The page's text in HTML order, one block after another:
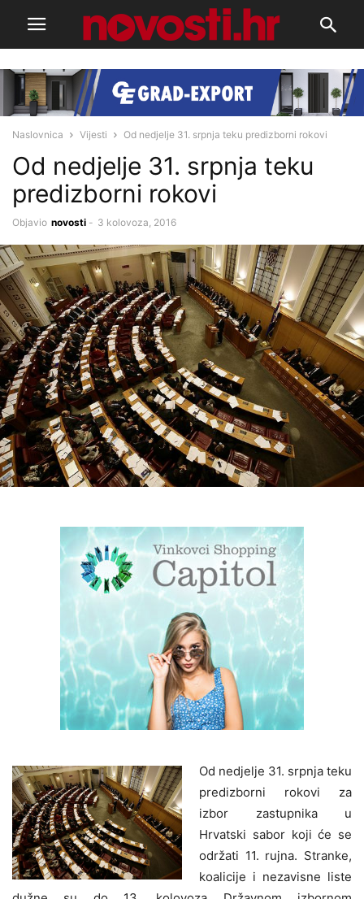
Naslovnica Vijesti Od nedjelje 31. srpnja teku predizborni rokovi
Od nedjelje 31. srpnja teku
predizborni rokovi
Objavio novosti - 3 kolovoza, 2016
Od nedjelje 31. srpnja teku
predizborni rokovi za
izbor zastupnika u
Hrvatski sabor koji će se
održati 11. rujna. Stranke,
koalicije i nezavisne liste